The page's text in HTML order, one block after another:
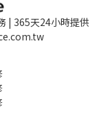
| 365天24小時提供